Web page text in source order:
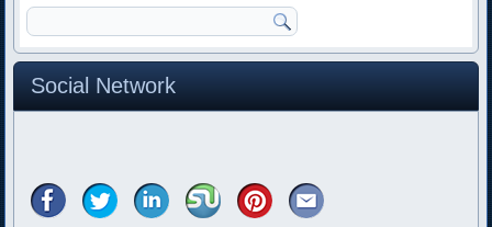
Social Network